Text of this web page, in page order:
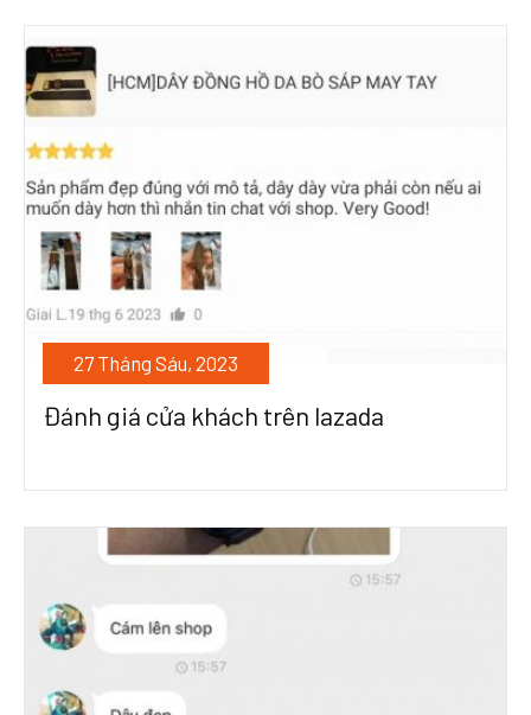
27 Tháng Sáu, 2023
Đánh giá cửa khách trên lazada